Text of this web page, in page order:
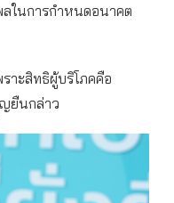
ลในการกำหนดอนาคต
าะสิทธิผู้บริโภคคือ
ยืนกล่าว